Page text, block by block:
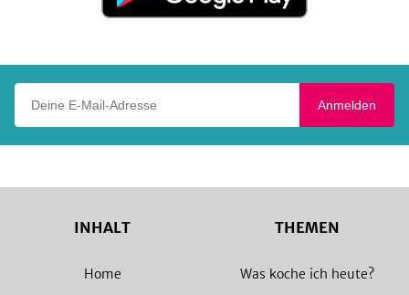
Google
Anmelden
INHALT
Home
THEMEN
Was koche ich heute?